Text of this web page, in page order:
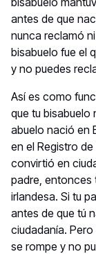
antes de que
nunca reclamó
bisabuelo fue el
y no puedes
Así es como
que tu bisabuelo
abuelo nació en
en el Registro
convirtió en
padre, entonces
irlandesa. Si tu
antes de que tú
ciudadanía.
se rompe y no